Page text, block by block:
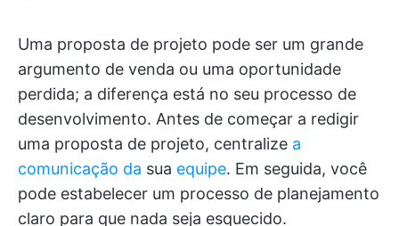
Uma proposta de projeto pode ser um grande
argumento de venda ou uma oportunidade
perdida; a diferença está no seu processo de
desenvolvimento. Antes de começar a redigir
uma proposta de projeto, centralize a
comunicação da sua equipe. Em seguida, você
pode estabelecer um processo de planejamento
claro para que nada seja esquecido.